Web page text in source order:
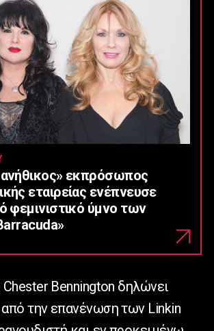
εκπρόσωπος
εταιρείας ενέπνευσε
φεμινιστικό ύμνο των
Bennington δηλώνει
την επανένωση των Linkin